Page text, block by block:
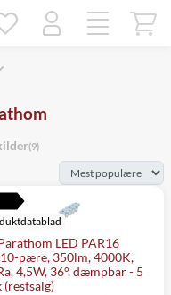
(9)
LED PAR16
pære, 350lm, 4000K,
4,5W, 36°, dæmpbar - 5
(restsalg)